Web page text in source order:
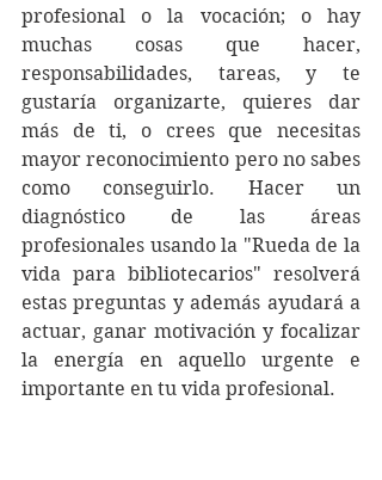
profesional o la vocación; o hay
muchas cosas que hacer,
responsabilidades, tareas, y te
gustaría organizarte, quieres dar
más de ti, o crees que necesitas
mayor reconocimiento pero no sabes
como conseguirlo. Hacer un
diagnóstico de las áreas
profesionales usando la "Rueda de la
vida para bibliotecarios" resolverá
estas preguntas y además ayudará a
actuar, ganar motivación y focalizar
la energía en aquello urgente e
importante en tu vida profesional.